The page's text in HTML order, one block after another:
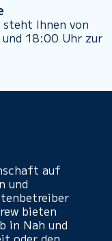
steht Ihnen von
18:00 Uhr zur
auf
und
bieten
in Nah und